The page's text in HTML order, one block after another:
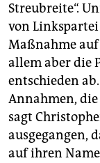
Streubreite“.
von Linkspartei
Maßnahme
allem aber die
entschieden
Annahmen,
sagt
ausgegangen,
auf ihren